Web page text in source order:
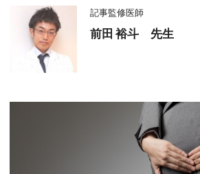
記事監修医師
前田 裕斗 先生